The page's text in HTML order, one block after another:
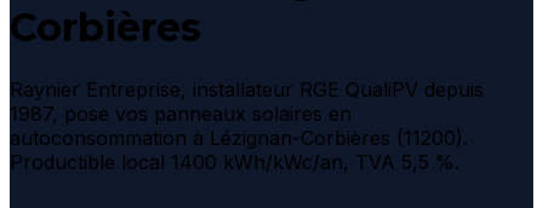
Corbières
Raynier Entreprise, installateur RGE QualiPV depuis
1987, pose vos panneaux solaires en
autoconsommation à Lézignan-Corbières (11200).
Productible local 1400 kWh/kWc/an, TVA 5,5 %.